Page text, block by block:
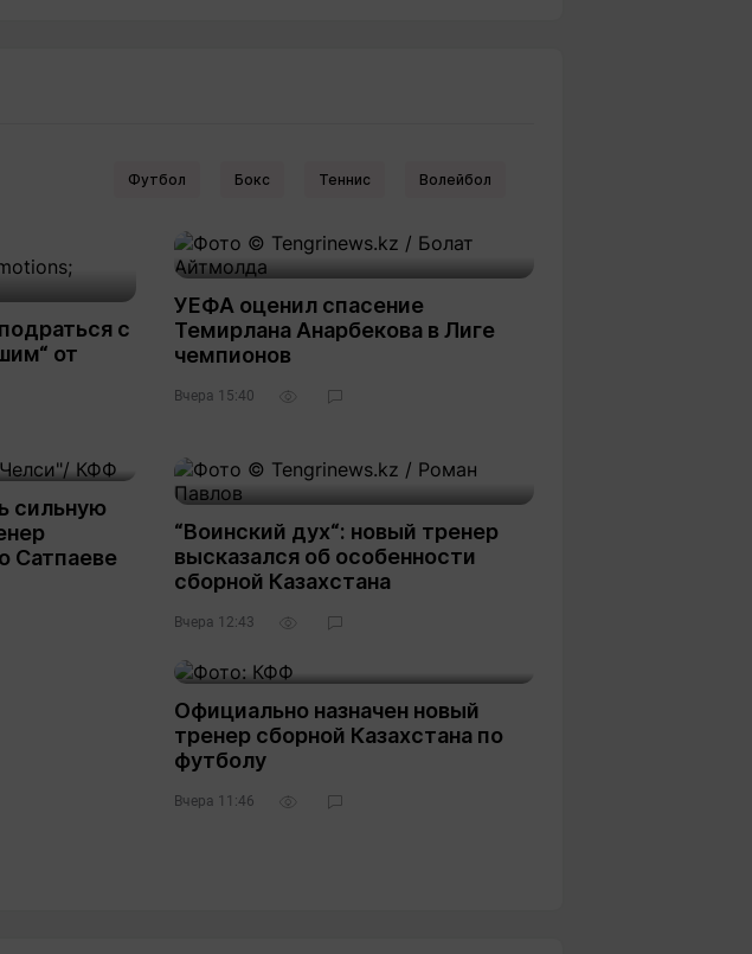
Футбол Бокс Теннис Волейбол
с
от
УЕФА оценил спасение
Темирлана Анарбекова в Лиге
чемпионов
Вчера 15:40
сильную
Сатпаеве
“Воинский дух“: новый тренер
высказался об особенности
сборной Казахстана
Вчера 12:43
Официально назначен новый
тренер сборной Казахстана по
футболу
Вчера 11:46